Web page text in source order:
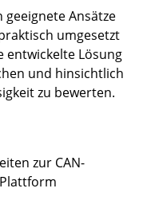
Ansätze
umgesetzt
entwickelte Lösung
und hinsichtlich
zu bewerten.
zur CAN-